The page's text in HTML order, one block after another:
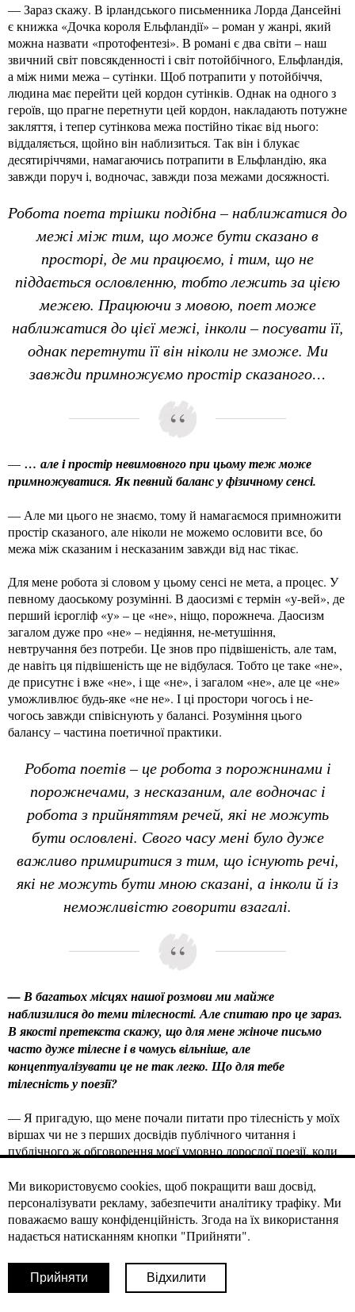
— Зараз скажу. В ірландського письменника Лорда Дансейні
є книжка «Дочка короля Ельфландії» – роман у жанрі, який
можна назвати «протофентезі». В романі є два світи – наш
звичний світ повсякденності і світ потойбічного, Ельфландія,
а між ними межа – сутінки. Щоб потрапити у потойбіччя,
людина має перейти цей кордон сутінків. Однак на одного з
героїв, що прагне перетнути цей кордон, накладають потужне
закляття, і тепер сутінкова межа постійно тікає від нього:
віддаляється, щойно він наблизиться. Так він і блукає
десятиріччями, намагаючись потрапити в Ельфландію, яка
завжди поруч і, водночас, завжди поза межами досяжності.
Робота поета трішки подібна – наближатися до
межі між тим, що може бути сказано в
просторі, де ми працюємо, і тим, що не
піддається ословленню, тобто лежить за цією
межею. Працюючи з мовою, поет може
наближатися до цієї межі, інколи – посувати її,
однак перетнути її він ніколи не зможе. Ми
завжди примножуємо простір сказаного…
— … але і простір невимовного при цьому теж може
примножуватися. Як певний баланс у фізичному сенсі.
— Але ми цього не знаємо, тому й намагаємося примножити
простір сказаного, але ніколи не можемо ословити все, бо
межа між сказаним і несказаним завжди від нас тікає.
Для мене робота зі словом у цьому сенсі не мета, а процес. У
певному даоському розумінні. В даосизмі є термін «у-вей», де
перший ієрогліф «у» – це «не», ніщо, порожнеча. Даосизм
загалом дуже про «не» – недіяння, не-метушіння,
невтручання без потреби. Це знов про підвішеність, але там,
де навіть ця підвішеність ще не відбулася. Тобто це таке «не»,
де присутнє і вже «не», і ще «не», і загалом «не», але це «не»
уможливлює будь-яке «не не». І ці простори чогось і не-
чогось завжди співіснують у балансі. Розуміння цього
балансу – частина поетичної практики.
Робота поетів – це робота з порожнинами і
порожнечами, з несказаним, але водночас і
робота з прийняттям речей, які не можуть
бути ословлені. Свого часу мені було дуже
важливо примиритися з тим, що існують речі,
які не можуть бути мною сказані, а інколи й із
неможливістю говорити взагалі.
— В багатьох місцях нашої розмови ми майже
наблизилися до теми тілесності. Але спитаю про це зараз.
В якості претекста скажу, що для мене жіноче письмо
часто дуже тілесне і в чомусь вільніше, але
концептуалізувати це не так легко. Що для тебе
тілесність у поезії?
— Я пригадую, що мене почали питати про тілесність у моїх
віршах чи не з перших досвідів публічного читання і
публічного ж обговорення моєї умовно дорослої поезії, коли
Письменників, мабуть. При цьому це нерідко були значно
старші співрозмовники, часто чоловіки. Майже щоразу
розмови заходили про насильство і еротизм, через які
тілесність начеб присутня у моїх віршах: мовляв, там суцільне
далекі від того, як свої вірші бачила я, бо з них випливало, що
тілесність – це щось темне, брудне, руйнівне й небезпечне.
Ми використовуємо cookies, щоб покращити ваш досвід,
персоналізувати рекламу, забезпечити аналітику трафіку. Ми
поважаємо вашу конфіденційність. Згода на їх використання
надається натисканням кнопки "Прийняти".
Прийняти Відхилити